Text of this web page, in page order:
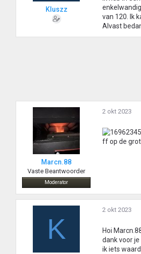
Kluszz
van 120. Ik
Alvast
Marcn.88
Vaste Beantwoorder
Moderator
2 okt 2023
ff op de
K
2 okt 2023
Hoi
dank voor
ik iets